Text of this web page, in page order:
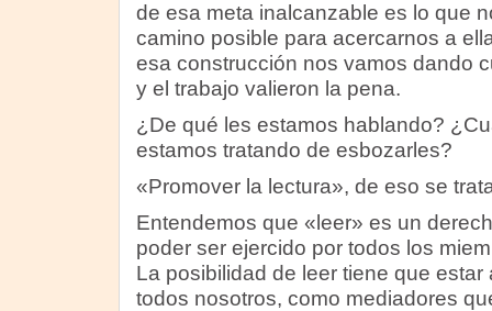
de esa meta inalcanzable es lo que
camino posible para acercarnos a
esa construcción nos vamos dando
y el trabajo valieron la pena.
¿De qué les estamos hablando?
estamos tratando de esbozarles?
«Promover la lectura», de eso se
Entendemos que «leer» es un
poder ser ejercido por todos los
La posibilidad de leer tiene que
todos nosotros, como mediadores